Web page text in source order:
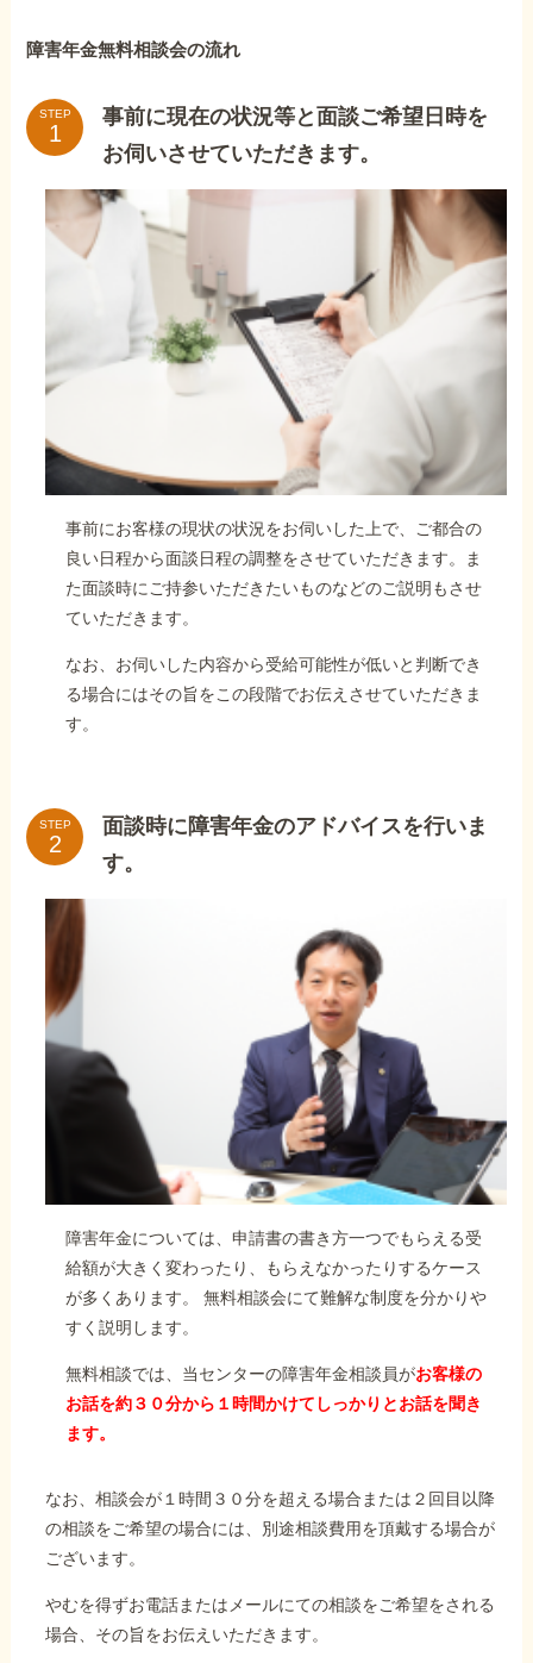
障害年金無料相談会の流れ
STEP
事前に現在の状況等と面談ご希望日時を
お伺いさせていただきます。
事前にお客様の現状の状況をお伺いした上で、ご都合の
良い日程から面談日程の調整をさせていただきます。ま
た面談時にご持参いただきたいものなどのご説明もさせ
ていただきます。
なお、お伺いした内容から受給可能性が低いと判断でき
る場合にはその旨をこの段階でお伝えさせていただきま
す。
STEP
面談時に障害年金のアドバイスを行いま
す。
障害年金については、申請書の書き方一つでもらえる受
給額が大きく変わったり、もらえなかったりするケース
が多くあります。 無料相談会にて難解な制度を分かりや
すく説明します。
無料相談では、当センターの障害年金相談員がお客様の
お話を約３０分から１時間かけてしっかりとお話を聞き
ます。
なお、相談会が１時間３０分を超える場合または２回目以降
の相談をご希望の場合には、別途相談費用を頂戴する場合が
ございます。
やむを得ずお電話またはメールにての相談をご希望をされる
場合、その旨をお伝えいただきます。